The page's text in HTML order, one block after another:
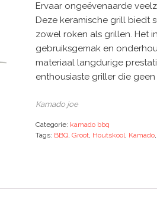
Ervaar ongeëvenaarde
Deze keramische grill biedt
zowel roken als grillen. Het
gebruiksgemak en
materiaal langdurige
enthousiaste griller die
Kamado joe
Categorie: kamado bbq
Tags: BBQ, Groot, Houtskool, Kamado,